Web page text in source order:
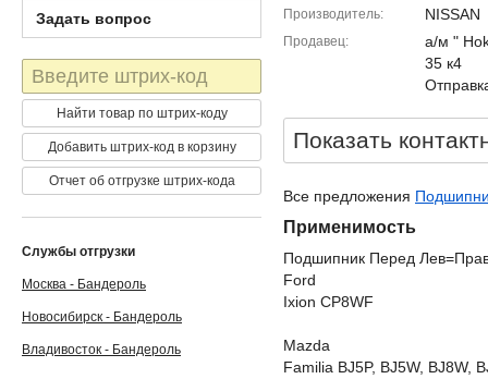
Производитель NISSAN
Продавец
а/м "
35 к4
Показать
Все предложения
Применимость
Подшипник Перед
Ford
Ixion CP8WF
Mazda
Familia BJ5P, BJ5W, BJ8W,
Задать вопрос
Штрих-
код
Найти товар по штрих-коду
Добавить штрих-код в корзину
Отчет об отгрузке штрих-кода
Службы отгрузки
Москва - Бандероль
Новосибирск - Бандероль
Владивосток - Бандероль